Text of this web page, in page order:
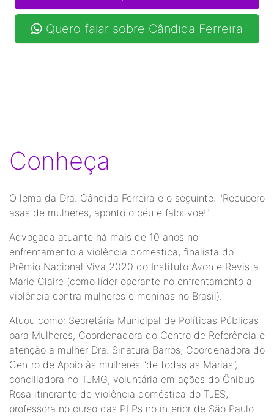
Quero falar sobre Cândida Ferreira
Conheça
O lema da Dra. Cândida Ferreira é o seguinte: "Recupero
asas de mulheres, aponto o céu e falo: voe!"
Advogada atuante há mais de 10 anos no
enfrentamento a violência doméstica, finalista do
Prêmio Nacional Viva 2020 do Instituto Avon e Revista
Marie Claire (como líder operante no enfrentamento a
violência contra mulheres e meninas no Brasil).
Atuou como: Secretária Municipal de Políticas Públicas
para Mulheres, Coordenadora do Centro de Referência e
atenção à mulher Dra. Sinatura Barros, Coordenadora do
Centro de Apoio às mulheres “de todas as Marias”,
conciliadora no TJMG, voluntária em ações do Ônibus
Rosa itinerante de violência doméstica do TJES,
professora no curso das PLPs no interior de São Paulo